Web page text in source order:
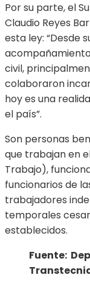
Por su parte, el
Claudio Reyes
esta ley: “Desde
civil,
colaboraron
hoy es una
el país”.
Son personas
que trabajan en
Trabajo),
funcionarios de
trabajadores
temporales
establecidos.
Fuente: